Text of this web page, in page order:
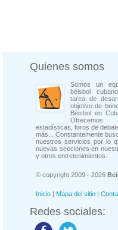
Quienes somos
Somos un
béisbol
tarea de
objetivo de
Béisbol en
Ofrecemos
estadísticas, foros de
más... Constantemente
nuestros servicios por lo
nuevas secciones en
y otros entretenimientos.
© copyright 2009 - 2026
Inicio | Mapa del sitio |
Redes sociales: